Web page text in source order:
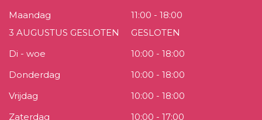
Maandag
3 AUGUSTUS GESLOTEN
11:00 - 18:00
GESLOTEN
Di - woe
10:00 - 18:00
Donderdag
10:00 - 18:00
Vrijdag
10:00 - 18:00
Zaterdag
10:00 - 17:00